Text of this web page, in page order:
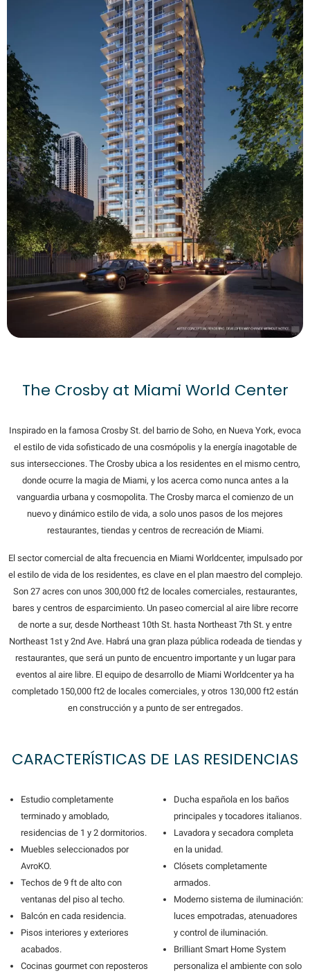
The Crosby at Miami World Center
Inspirado en la famosa Crosby St. del barrio de Soho, en Nueva York, evoca
el estilo de vida sofisticado de una cosmópolis y la energía inagotable de
sus intersecciones. The Crosby ubica a los residentes en el mismo centro,
donde ocurre la magia de Miami, y los acerca como nunca antes a la
vanguardia urbana y cosmopolita. The Crosby marca el comienzo de un
nuevo y dinámico estilo de vida, a solo unos pasos de los mejores
restaurantes, tiendas y centros de recreación de Miami.
El sector comercial de alta frecuencia en Miami Worldcenter, impulsado por
el estilo de vida de los residentes, es clave en el plan maestro del complejo.
Son 27 acres con unos 300,000 ft2 de locales comerciales, restaurantes,
bares y centros de esparcimiento. Un paseo comercial al aire libre recorre
de norte a sur, desde Northeast 10th St. hasta Northeast 7th St. y entre
Northeast 1st y 2nd Ave. Habrá una gran plaza pública rodeada de tiendas y
restaurantes, que será un punto de encuentro importante y un lugar para
eventos al aire libre. El equipo de desarrollo de Miami Worldcenter ya ha
completado 150,000 ft2 de locales comerciales, y otros 130,000 ft2 están
en construcción y a punto de ser entregados.
CARACTERÍSTICAS DE LAS RESIDENCIAS
Estudio completamente
terminado y amoblado,
residencias de 1 y 2 dormitorios.
Muebles seleccionados por
AvroKO.
Techos de 9 ft de alto con
ventanas del piso al techo.
Balcón en cada residencia.
Pisos interiores y exteriores
acabados.
Cocinas gourmet con reposteros
Ducha española en los baños
principales y tocadores italianos.
Lavadora y secadora completa
en la unidad.
Clósets completamente
armados.
Moderno sistema de iluminación:
luces empotradas, atenuadores
y control de iluminación.
Brilliant Smart Home System
personaliza el ambiente con solo